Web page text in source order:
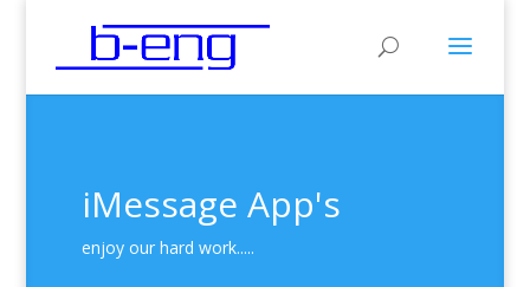
iMessage App's
enjoy our hard work.....